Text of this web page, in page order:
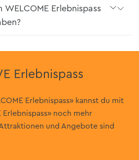
WELCOME Erlebnispass
Erlebnispass
Erlebnispass» kannst du mit
Erlebnispass» noch mehr
und Angebote sind